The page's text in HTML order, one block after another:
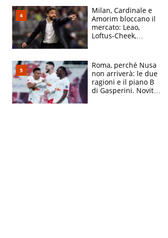
squadre, l’ira di Figo
Milan, Cardinale e
Amorim bloccano il
mercato: Leao,
Loftus-Cheek,
Soulè e Osorio nel
mirino
Roma, perché Nusa
non arriverà: le due
ragioni e il piano B
di Gasperini. Novità